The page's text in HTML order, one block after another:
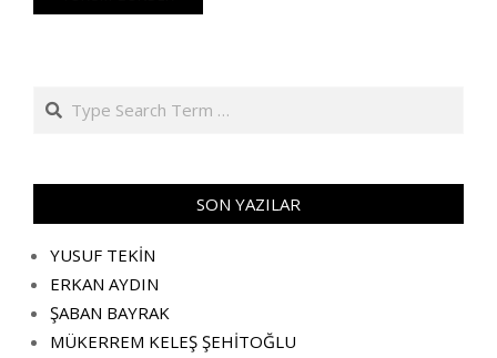
Search
SON YAZILAR
YUSUF TEKİN
ERKAN AYDIN
ŞABAN BAYRAK
MÜKERREM KELEŞ ŞEHİTOĞLU